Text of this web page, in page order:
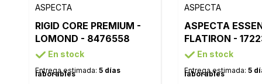
ASPECTA
RIGID CORE PREMIUM -
LOMOND - 8476558
En stock
Entrega estimada: 5 días
laborables
ASPECTA
ASPECTA
FLATIRON -
En stock
Entrega estimada: 5
laborables